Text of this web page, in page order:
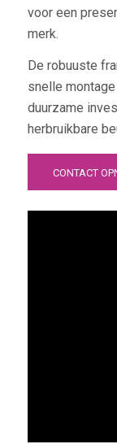
voor een
merk.
De robuuste
snelle
duurzame
herbruikbare
CONTACT